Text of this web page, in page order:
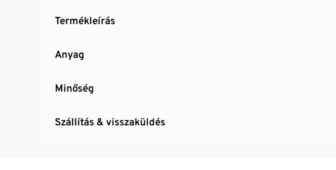
Termékleírás
Anyag
Minőség
Szállítás & visszaküldés